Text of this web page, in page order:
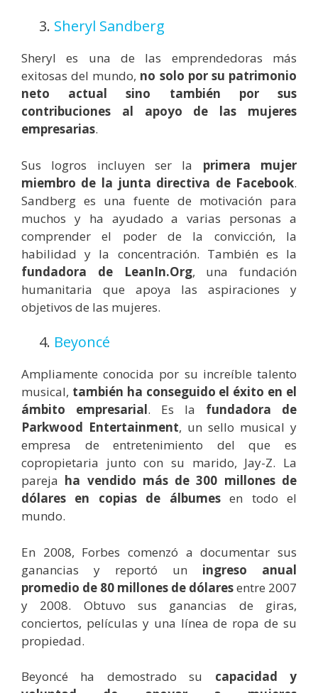
3. Sheryl Sandberg
Sheryl es una de las emprendedoras más
exitosas del mundo, no solo por su patrimonio
neto actual sino también por sus
contribuciones al apoyo de las mujeres
empresarias.
Sus logros incluyen ser la primera mujer
miembro de la junta directiva de Facebook.
Sandberg es una fuente de motivación para
muchos y ha ayudado a varias personas a
comprender el poder de la convicción, la
habilidad y la concentración. También es la
fundadora de LeanIn.Org, una fundación
humanitaria que apoya las aspiraciones y
objetivos de las mujeres.
4. Beyoncé
Ampliamente conocida por su increíble talento
musical, también ha conseguido el éxito en el
ámbito empresarial. Es la fundadora de
Parkwood Entertainment, un sello musical y
empresa de entretenimiento del que es
copropietaria junto con su marido, Jay-Z. La
pareja ha vendido más de 300 millones de
dólares en copias de álbumesen todo el
mundo.
En 2008, Forbes comenzó a documentar sus
ganancias y reportó un ingreso anual
promedio de 80 millones de dólaresentre 2007
y 2008. Obtuvo sus ganancias de giras,
conciertos, películas y una línea de ropa de su
propiedad.
Beyoncé ha demostrado su capacidad y